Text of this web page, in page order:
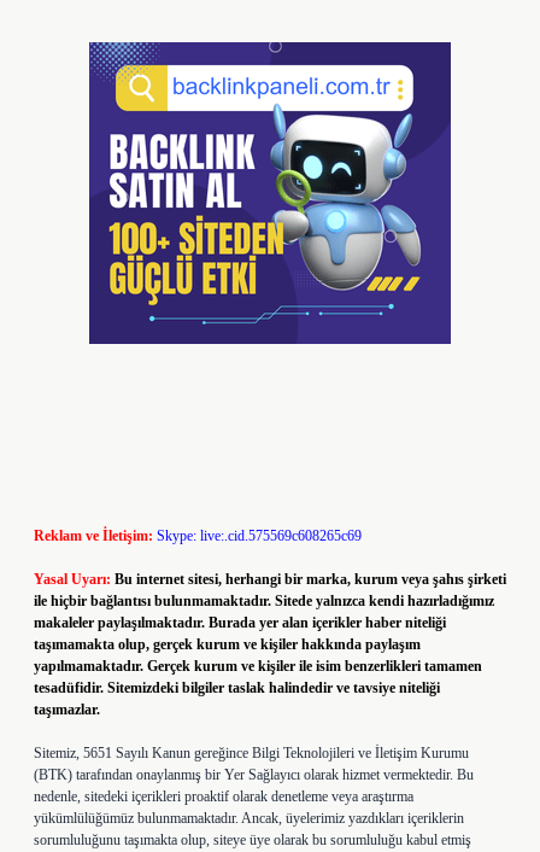
Reklam ve İletişim: Skype: live:.cid.575569c608265c69
Yasal Uyarı: Bu internet sitesi, herhangi bir marka, kurum veya şahıs şirketi
ile hiçbir bağlantısı bulunmamaktadır. Sitede yalnızca kendi hazırladığımız
makaleler paylaşılmaktadır. Burada yer alan içerikler haber niteliği
taşımamakta olup, gerçek kurum ve kişiler hakkında paylaşım
yapılmamaktadır. Gerçek kurum ve kişiler ile isim benzerlikleri tamamen
tesadüfidir. Sitemizdeki bilgiler taslak halindedir ve tavsiye niteliği
taşımazlar.
Sitemiz, 5651 Sayılı Kanun gereğince Bilgi Teknolojileri ve İletişim Kurumu
(BTK) tarafından onaylanmış bir Yer Sağlayıcı olarak hizmet vermektedir. Bu
nedenle, sitedeki içerikleri proaktif olarak denetleme veya araştırma
yükümlülüğümüz bulunmamaktadır. Ancak, üyelerimiz yazdıkları içeriklerin
sorumluluğunu taşımakta olup, siteye üye olarak bu sorumluluğu kabul etmiş